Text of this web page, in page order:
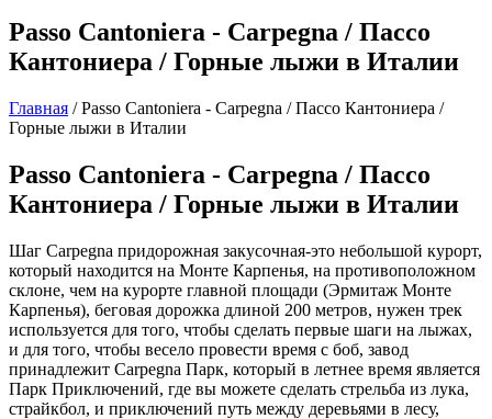
Passo Cantoniera - Carpegna / Пассо
Кантониера / Горные лыжи в Италии
Главная / Passo Cantoniera - Carpegna / Пассо Кантониера /
Горные лыжи в Италии
Passo Cantoniera - Carpegna / Пассо
Кантониера / Горные лыжи в Италии
Шаг Carpegna придорожная закусочная-это небольшой курорт,
который находится на Монте Карпенья, на противоположном
склоне, чем на курорте главной площади (Эрмитаж Монте
Карпенья), беговая дорожка длиной 200 метров, нужен трек
используется для того, чтобы сделать первые шаги на лыжах,
и для того, чтобы весело провести время с боб, завод
принадлежит Carpegna Парк, который в летнее время является
Парк Приключений, где вы можете сделать стрельба из лука,
страйкбол, и приключений путь между деревьями в лесу,